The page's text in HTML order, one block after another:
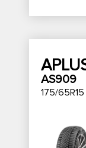
AS909
175/